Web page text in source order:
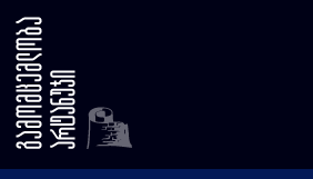
არტურ ზუტნერი